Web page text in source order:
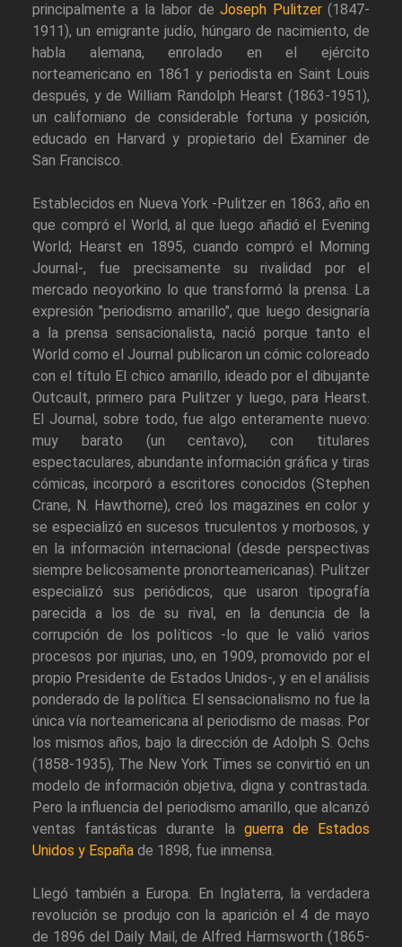
principalmente a la labor deJoseph Pulitzer(1847-
1911), un emigrante judío, húngaro de nacimiento, de
habla alemana, enrolado en el ejército
norteamericano en 1861 y periodista en Saint Louis
después, y de William Randolph Hearst (1863-1951),
un californiano de considerable fortuna y posición,
educado en Harvard y propietario del Examiner de
San Francisco.
Establecidos en Nueva York -Pulitzer en 1863, año en
que compró el World, al que luego añadió el Evening
World; Hearst en 1895, cuando compró el Morning
Journal-, fue precisamente su rivalidad por el
mercado neoyorkino lo que transformó la prensa. La
expresión "periodismo amarillo", que luego designaría
a la prensa sensacionalista, nació porque tanto el
World como el Journal publicaron un cómic coloreado
con el título El chico amarillo, ideado por el dibujante
Outcault, primero para Pulitzer y luego, para Hearst.
El Journal, sobre todo, fue algo enteramente nuevo:
muy barato (un centavo), con titulares
espectaculares, abundante información gráfica y tiras
cómicas, incorporó a escritores conocidos (Stephen
Crane, N. Hawthorne), creó los magazines en color y
se especializó en sucesos truculentos y morbosos, y
en la información internacional (desde perspectivas
siempre belicosamente pronorteamericanas). Pulitzer
especializó sus periódicos, que usaron tipografía
parecida a los de su rival, en la denuncia de la
corrupción de los políticos -lo que le valió varios
procesos por injurias, uno, en 1909, promovido por el
propio Presidente de Estados Unidos-, y en el análisis
ponderado de la política. El sensacionalismo no fue la
única vía norteamericana al periodismo de masas. Por
los mismos años, bajo la dirección de Adolph S. Ochs
(1858-1935), The New York Times se convirtió en un
modelo de información objetiva, digna y contrastada.
Pero la influencia del periodismo amarillo, que alcanzó
ventas fantásticas durante la guerra de Estados
Unidos y España de 1898, fue inmensa.
Llegó también a Europa. En Inglaterra, la verdadera
revolución se produjo con la aparición el 4 de mayo
de 1896 del Daily Mail, de Alfred Harmsworth (1865-